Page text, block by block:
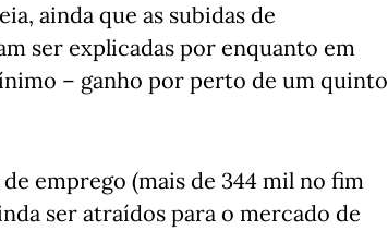
ainda que as subidas de
ser explicadas por enquanto em
– ganho por perto de um quinto
emprego (mais de 344 mil no fim
ser atraídos para o mercado de